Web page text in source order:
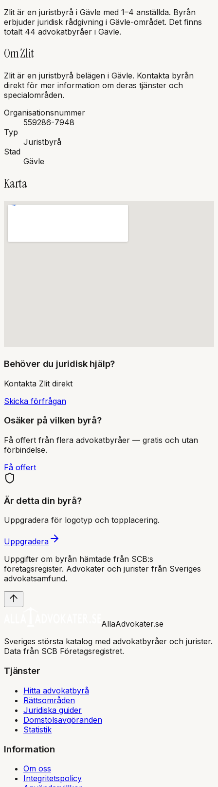
Zlit är en juristbyrå i Gävle med 1–4 anställda. Byrån
erbjuder juridisk rådgivning i Gävle-området. Det finns
totalt 44 advokatbyråer i Gävle.
OmZlit
Zlit är en juristbyrå belägen i Gävle. Kontakta byrån
direkt för mer information om deras tjänster och
specialområden.
Organisationsnummer
559286-7948
Typ
Juristbyrå
Stad
Gävle
Karta
Behöver du juridisk hjälp?
Kontakta Zlit direkt
Skicka förfrågan
Osäker på vilken byrå?
Få offert från flera advokatbyråer — gratis och utan
förbindelse.
Få offert
Är detta din byrå?
Uppgradera för logotyp och topplacering.
Uppgradera
Uppgifter om byrån hämtade från SCB:s
företagsregister. Advokater och jurister från Sveriges
advokatsamfund.
AllaAdvokater.se
Sveriges största katalog med advokatbyråer och jurister.
Data från SCB Företagsregistret.
Tjänster
Hitta advokatbyrå
Rättsområden
Juridiska guider
Domstolsavgöranden
Statistik
Information
Om oss
Integritetspolicy